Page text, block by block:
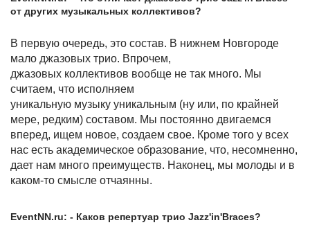
от других музыкальных коллективов?
В первую очередь, это состав. В нижнем Новгороде
мало джазовых трио. Впрочем,
джазовых коллективов вообще не так много. Мы
считаем, что исполняем
уникальную музыку уникальным (ну или, по крайней
мере, редким) составом. Мы постоянно двигаемся
вперед, ищем новое, создаем свое. Кроме того у всех
нас есть академическое образование, что, несомненно,
дает нам много преимуществ. Наконец, мы молоды и в
каком-то смысле отчаянны.
EventNN.ru: - Каков репертуар трио Jazz'in'Braces?